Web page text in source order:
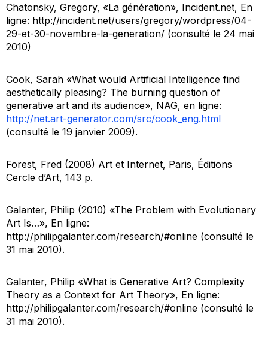
Chatonsky, Gregory, «La génération», Incident.net, En
ligne: http://incident.net/users/gregory/wordpress/04-
29-et-30-novembre-la-generation/ (consulté le 24 mai
2010)
Cook, Sarah «What would Artificial Intelligence find
aesthetically pleasing? The burning question of
generative art and its audience», NAG, en ligne:
http://net.art-generator.com/src/cook_eng.html
(consulté le 19 janvier 2009).
Forest, Fred (2008) Art et Internet, Paris, Éditions
Cercle d’Art, 143 p.
Galanter, Philip (2010) «The Problem with Evolutionary
Art Is…», En ligne:
http://philipgalanter.com/research/#online (consulté le
31 mai 2010).
Galanter, Philip «What is Generative Art? Complexity
Theory as a Context for Art Theory», En ligne:
http://philipgalanter.com/research/#online (consulté le
31 mai 2010).